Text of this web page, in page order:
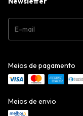
Meios de pagamento
Meios de envio